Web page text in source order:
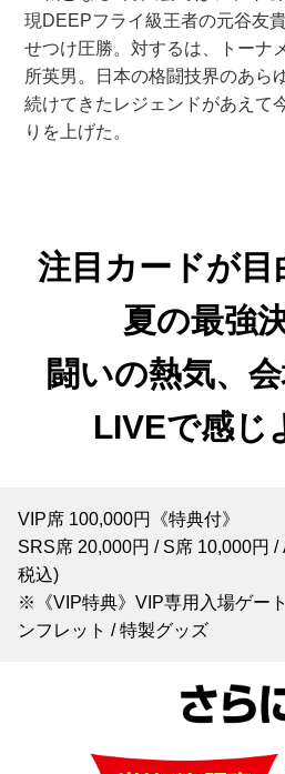
現DEEPフライ級王者の元谷友
せつけ圧勝。対するは、トーナ
所英男。日本の格闘技界のあら
続けてきたレジェンドがあえて
りを上げた。
注目カードが目
夏の最強
闘いの熱気、
LIVEで感じ
VIP席 100,000円《特典付》
SRS席 20,000円 / S席 10,000円 /
税込)
※《VIP特典》VIP専用入場ゲー
ンフレット / 特製グッズ